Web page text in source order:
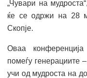
„Чувари на
ќе се одржи на 28
Скопје.
Оваа
помеѓу генерациите
учи од мудроста на